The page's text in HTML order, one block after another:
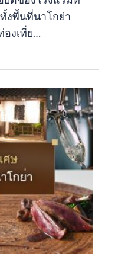
งพื้นที่นาโกย่า
องเที่ย…